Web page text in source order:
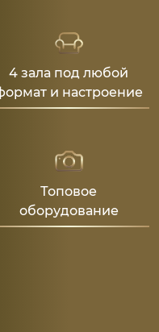
4 зала под любой
и настроение
Топовое
оборудование